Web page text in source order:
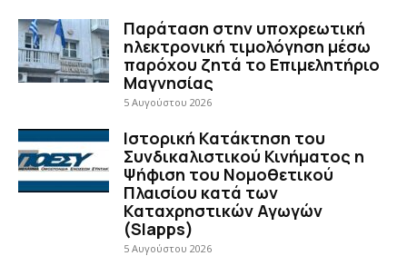
Παράταση στην υποχρεωτική
ηλεκτρονική τιμολόγηση μέσω
παρόχου ζητά το Επιμελητήριο
Μαγνησίας
5 Αυγούστου 2026
Ιστορική Κατάκτηση του
Συνδικαλιστικού Κινήματος η
Ψήφιση του Νομοθετικού
Πλαισίου κατά των
Καταχρηστικών Αγωγών
(Slapps)
5 Αυγούστου 2026